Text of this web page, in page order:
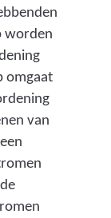
worden
omgaat
van